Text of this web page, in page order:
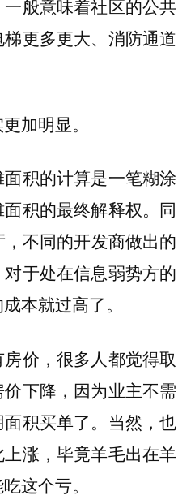
般意味着社区的公共
更多更大、消防通道
加明显。
积的计算是一笔糊涂
积的最终解释权。同
不同的开发商做出的
于处在信息弱势方的
本就过高了。
价，很多人都觉得取
下降，因为业主不需
积买单了。当然，也
涨，毕竟羊毛出在羊
这个亏。